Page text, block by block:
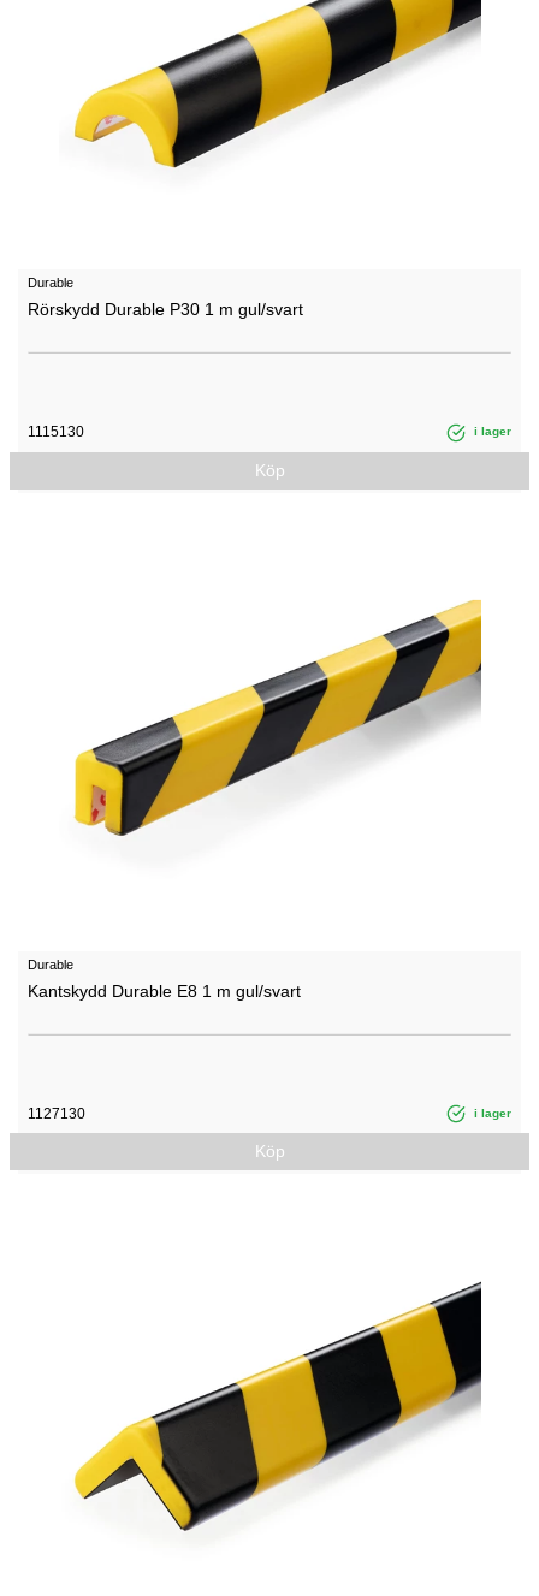
Durable
Rörskydd Durable P30 1 m gul/svart
1115130 i lager
Köp
Durable
Kantskydd Durable E8 1 m gul/svart
1127130 i lager
Köp